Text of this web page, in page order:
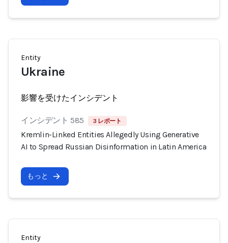
Entity
Ukraine
影響を受けたインシデント
インシデント 585 3 レポート
Kremlin-Linked Entities Allegedly Using Generative
AI to Spread Russian Disinformation in Latin America
もっと
Entity